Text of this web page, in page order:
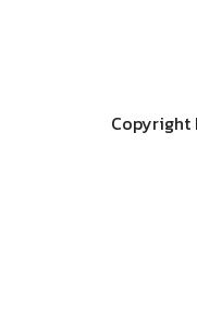
Copyright